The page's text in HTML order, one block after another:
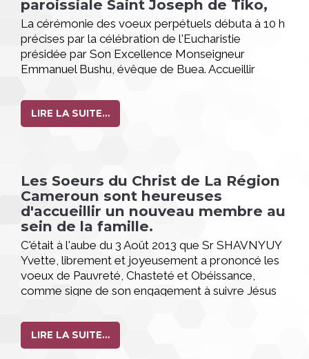
paroissiale Saint Joseph de Tiko,
La cérémonie des voeux perpétuels débuta à 10 h
précises par la célébration de l'Eucharistie
présidée par Son Excellence Monseigneur
Emmanuel Bushu, évêque de Buea. Accueillir
Congrégation était un évènement riche de grâces
pour la Région du Cameroun en particulier et pour
toute la Congrégation des Soeurs du Christ. Nous
famille humaine qui l'a soutenue dans sa réponse
particulière à l'appel de Dieu.
LIRE LA SUITE…
Les Soeurs du Christ de La Région
Cameroun sont heureuses
d'accueillir un nouveau membre au
sein de la famille.
C'était à l'aube du 3 Août 2013 que Sr SHAVNYUY
Yvette, librement et joyeusement a prononcé les
voeux de Pauvreté, Chasteté et Obéissance,
comme signe de son engagement à suivre Jésus
LIRE LA SUITE…